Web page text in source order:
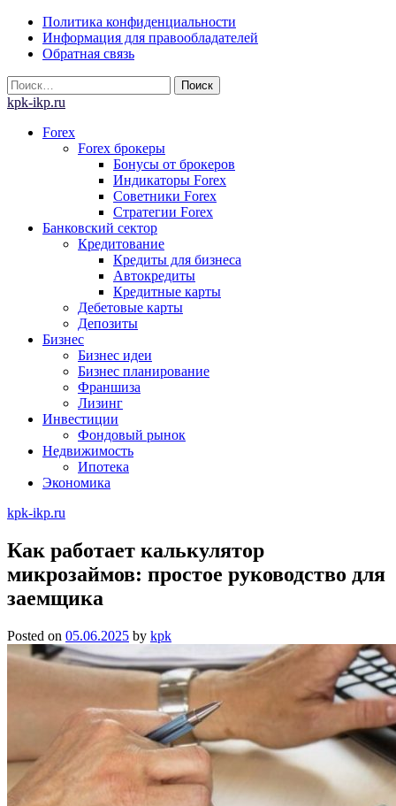
Skip
content
Политика конфиденциальности
Информация для правообладателей
Обратная связь
Найти:
kpk-ikp.ru
Forex
Forex брокеры
Бонусы от брокеров
Индикаторы Forex
Советники Forex
Стратегии Forex
Банковский сектор
Кредитование
Кредиты для бизнеса
Автокредиты
Кредитные карты
Дебетовые карты
Депозиты
Бизнес
Бизнес идеи
Бизнес планирование
Франшиза
Лизинг
Инвестиции
Фондовый рынок
Недвижимость
Ипотека
Экономика
kpk-ikp.ru
Как работает калькулятор
микрозаймов: простое руководство для
заемщика
Posted on 05.06.2025 by kpk